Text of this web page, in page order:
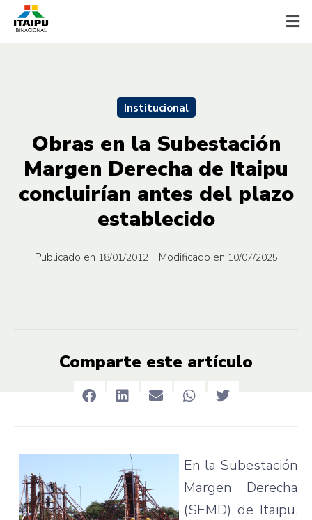
Institucional
Obras en la Subestación
Margen Derecha de Itaipu
concluirían antes del plazo
establecido
Publicado en 18/01/2012 | Modificado en 10/07/2025
Comparte este artículo
En la Subestación
Margen
Derecha
(SEMD) de Itaipu,